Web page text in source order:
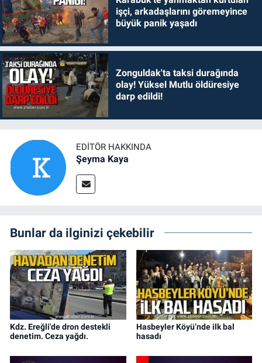
işçi, arkadaşlarını göremeyince
büyük panik yaşadı
Zonguldak'ta taksi durağında
olay! Yüksel Mutlu öldüresiye
darp edildi!
EDITÖR HAKKINDA
Şeyma Kaya
Bunlar da ilginizi çekebilir
Kdz. Ereğli'de dron destekli
denetim. Ceza yağdı.
Hasbeyler Köyü’nde ilk bal
hasadı